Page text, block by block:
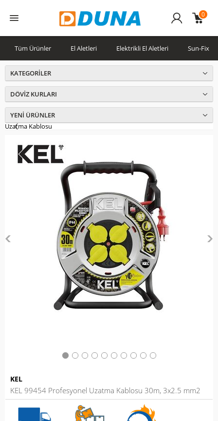
0
Tüm Ürünler El Aletleri Elektrikli El Aletleri Sun-Fix
KATEGORILER
DÖVIZ KURLARI
YENI ÜRÜNLER
Uzatma Kablosu
KEL
KEL 99454 Profesyonel Uzatma Kablosu 30m, 3x2.5 mm2